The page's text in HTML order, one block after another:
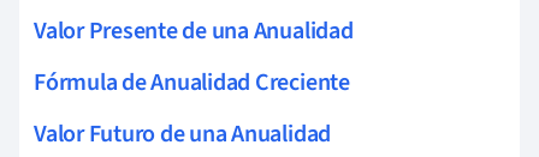
Valor Presente de una Anualidad
Fórmula de Anualidad Creciente
Valor Futuro de una Anualidad